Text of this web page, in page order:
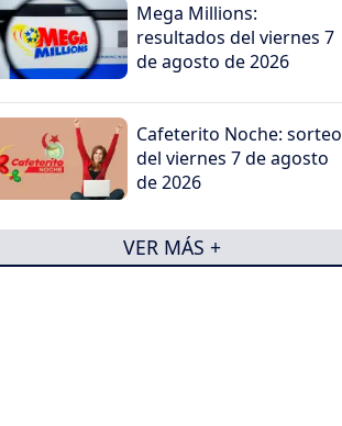
Mega Millions:
resultados del viernes 7
de agosto de 2026
Cafeterito Noche: sorteo
del viernes 7 de agosto
de 2026
VER MÁS +